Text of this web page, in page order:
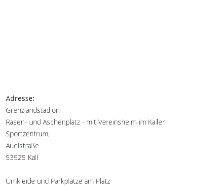
Adresse:
Grenzlandstadion
Rasen- und Aschenplatz - mit Vereinsheim im Kaller
Sportzentrum,
Auelstraße
53925 Kall
Umkleide und Parkplätze am Platz